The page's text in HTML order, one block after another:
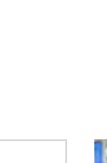
przesuń